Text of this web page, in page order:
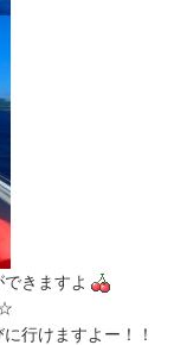
きますよ
行けますよー！！